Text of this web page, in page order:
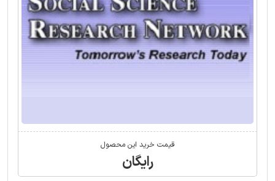
قیمت خرید این محصول
رایگان